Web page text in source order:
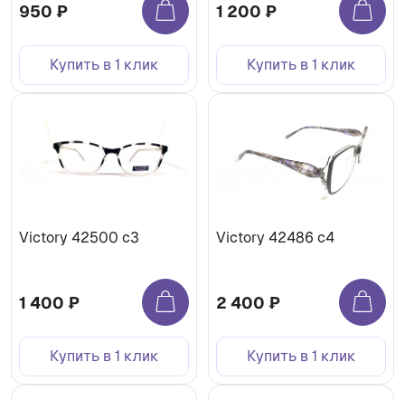
950 ₽
Купить в 1 клик
1 200 ₽
Купить в 1 клик
Victory 42500 c3
1 400 ₽
Купить в 1 клик
Victory 42486 c4
2 400 ₽
Купить в 1 клик